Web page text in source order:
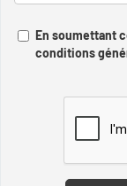
En soumettant
conditions